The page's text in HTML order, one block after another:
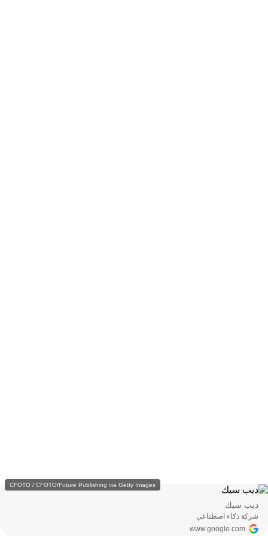
CFOTO / CFOTO/Future Publishing via Getty Images
ديب سيك
شركة ذكاء اصطناعي
www.google.com